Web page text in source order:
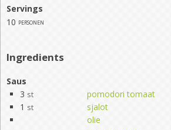
Servings
10 personen
Ingredients
Saus
3 st
pomodori tomaat
1 st
sjalot
olie